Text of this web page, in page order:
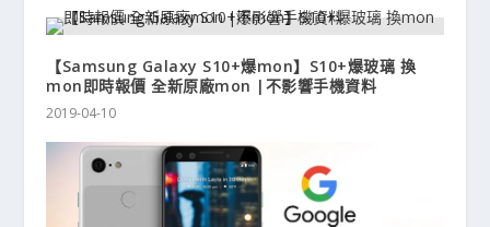
【Samsung Galaxy S10+爆mon】S10+爆玻璃 換
mon即時報價 全新原廠mon |不影響手機資料
2019-04-10